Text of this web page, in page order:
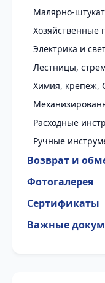
Малярно-
Хозяйственные
Электрика и
Лестницы,
Химия, крепеж,
Расходные
Ручные
Возврат и
Фотогалерея
Сертификаты
Важные